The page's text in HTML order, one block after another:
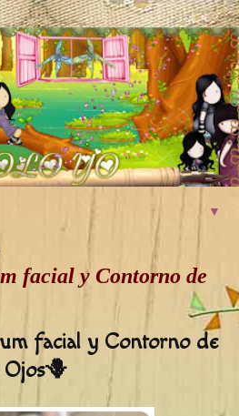
▼
facial y Contorno de
facial y Contorno de
Ojos🪻